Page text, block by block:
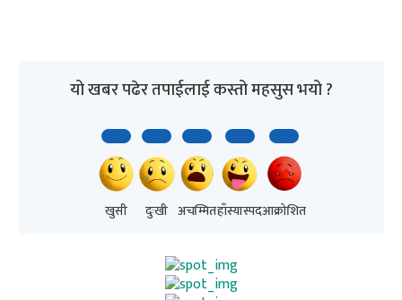
यो खबर पढेर तपाईलाई कस्तो महसुस भयो ?
खुसी दुःखी अचम्मितहाँस्यास्पदआक्रोशित